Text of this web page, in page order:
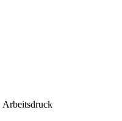
Arbeitsdruck